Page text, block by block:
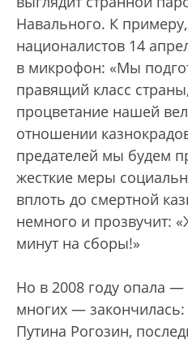
Навального. К
националистов 14
в микрофон: «Мы
правящий класс
процветание нашей
отношении
предателей мы будем
жесткие меры
вплоть до смертной
немного и прозвучит:
минут на сборы!»
Но в 2008 году опала
многих —
Путина Рогозин,